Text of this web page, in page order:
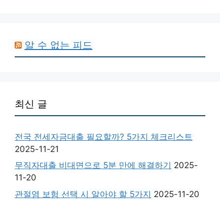
알 수 없는 피드
최신 글
전국 전세자금대출 필요할까? 5가지 체크리스트
2025-11-21
무직자대출 비대면으로 5분 만에 해결하기 2025-
11-20
관절염 보험 선택 시 알아야 할 5가지 2025-11-20